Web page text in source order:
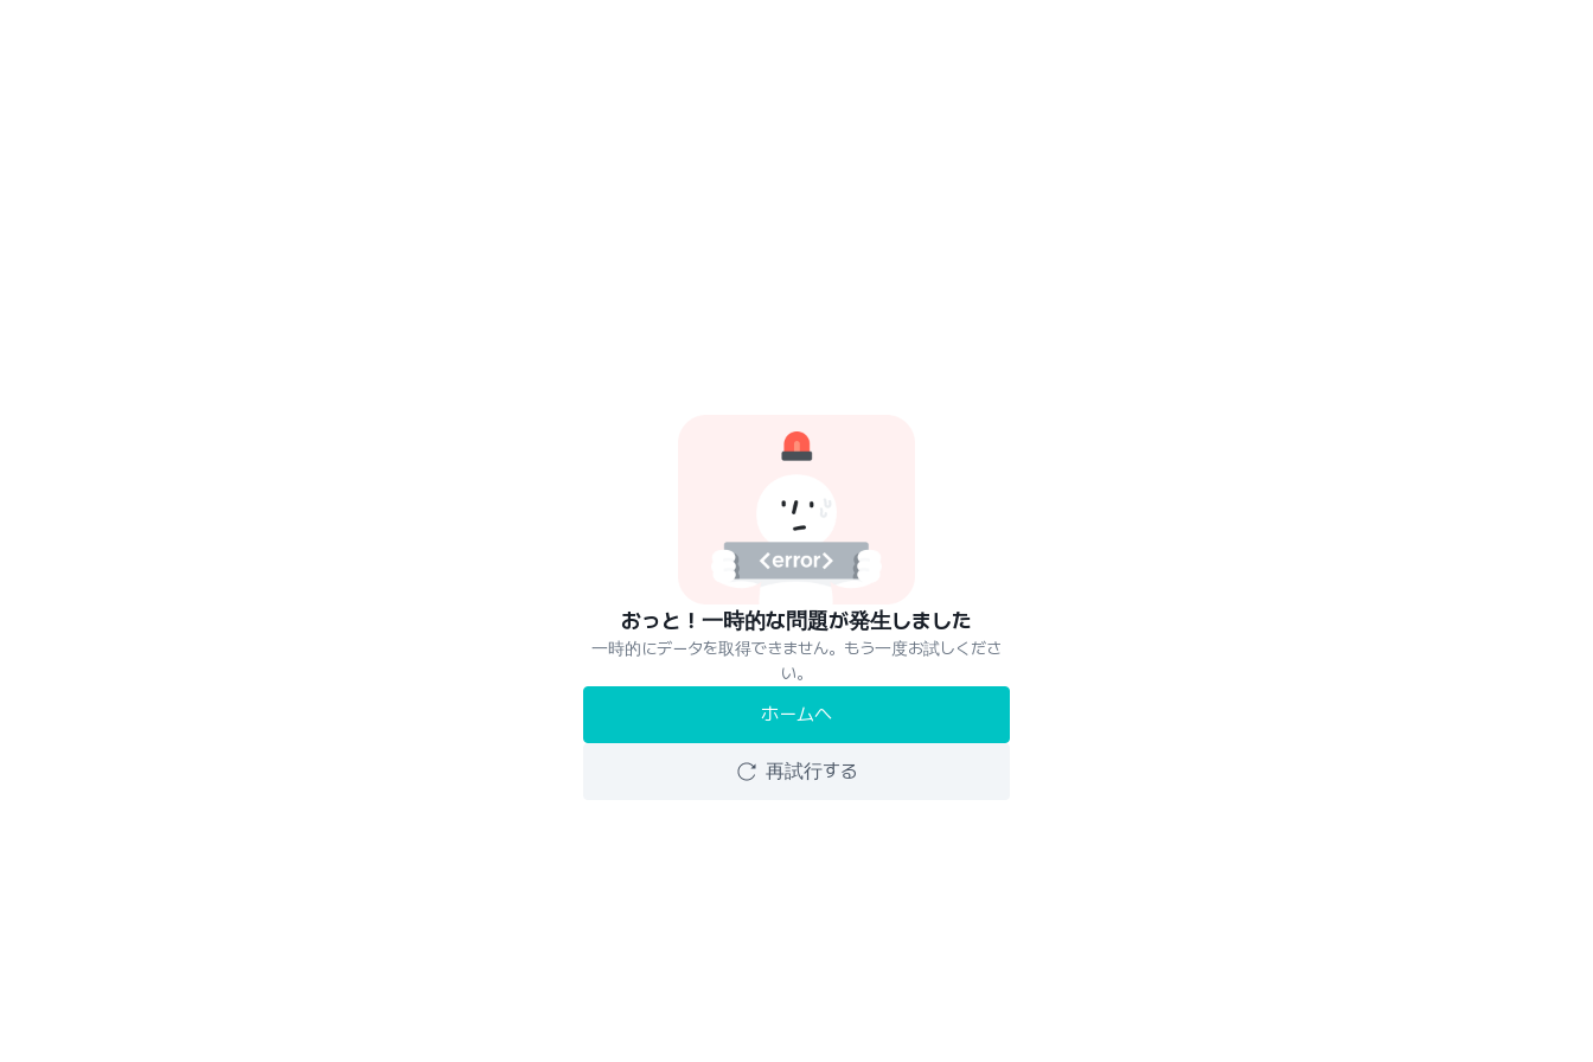
おっと！一時的な問題が発生しました
一時的にデータを取得できません。もう一度お試しくださ
い。
ホームへ
再試行する